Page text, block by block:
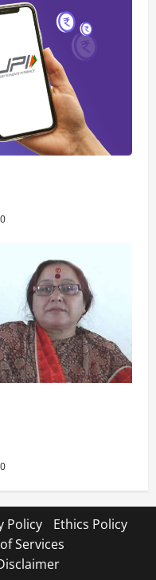
0
0
Policy
Ethics Policy
Services